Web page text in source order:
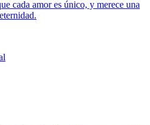
cada amor es único, y merece una